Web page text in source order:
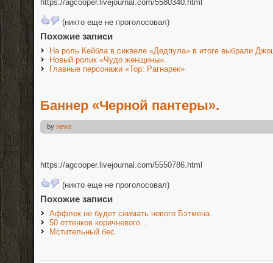
https://agcooper.livejournal.com/5580340.html
(никто еще не проголосовал)
Похожие записи
На роль Кейбла в сиквеле «Дедпула» в итоге выбрали
Новый ролик «Чудо женщины».
Главные персонажи «Тор: Рагнарек»
Баннер «Черной пантеры».
by news
https://agcooper.livejournal.com/5550786.html
(никто еще не проголосовал)
Похожие записи
Аффлек не будет снимать нового Бэтмена.
50 оттенков коричневого…
Мстительный бес